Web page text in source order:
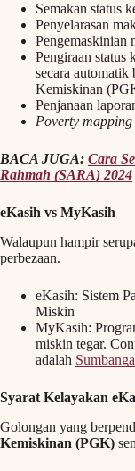
Semakan status
Penyelarasan
Pengemaskinian
Pengiraan status
secara automatik
Kemiskinan
Penjanaan
Poverty mapping
BACA JUGA: Cara
Rahmah (SARA) 2024
eKasih vs MyKasih
Walaupun hampir
perbezaan.
eKasih: Sistem
Miskin
MyKasih:
miskin tegar.
adalah
Syarat Kelayakan
Golongan yang
Kemiskinan (PGK)